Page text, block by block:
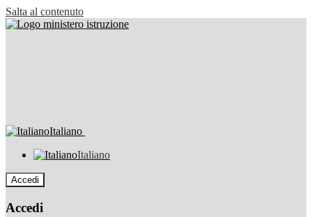
Salta al contenuto
Italiano
Italiano
Accedi
Accedi